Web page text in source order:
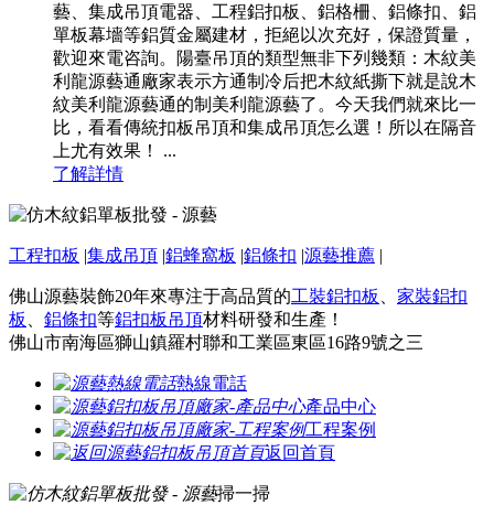
藝、集成吊頂電器、工程鋁扣板、鋁格柵、鋁條扣、鋁
單板幕墻等鋁質金屬建材，拒絕以次充好，保證質量，
歡迎來電咨詢。陽臺吊頂的類型無非下列幾類：木紋美
利龍源藝通廠家表示方通制冷后把木紋紙撕下就是說木
紋美利龍源藝通的制美利龍源藝了。今天我們就來比一
比，看看傳統扣板吊頂和集成吊頂怎么選！所以在隔音
上尤有效果！ ...
了解詳情
工程扣板 |集成吊頂 |鋁蜂窩板 |鋁條扣 |源藝推薦 |
佛山源藝裝飾20年來專注于高品質的工裝鋁扣板
家裝鋁扣
板
鋁條扣等鋁扣板吊頂材料研發和生產！
佛山市南海區獅山鎮羅村聯和工業區東區16路9號之三
熱線電話
產品中心
工程案例
返回首頁
掃一掃